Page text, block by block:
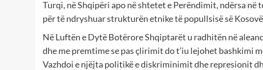
Turqi, në Shqipëri apo në shtetet e Perëndimit, ndërsa në
për të ndryshuar strukturën etnike të popullsisë së
Në Luftën e Dytë Botërore Shqiptarët u radhitën në
dhe me premtime se pas çlirimit do t’iu lejohet bashkimi
Vazhdoi e njëjta politikë e diskriminimit dhe represionit